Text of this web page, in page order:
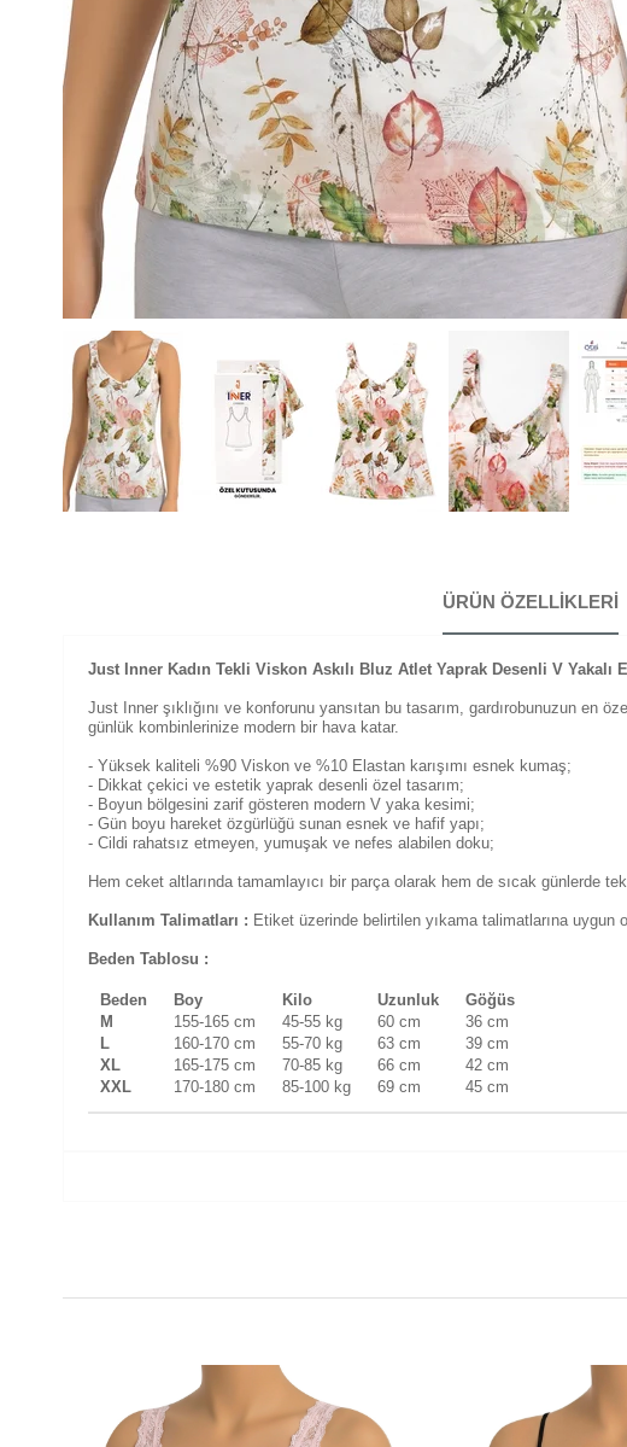
ÜRÜN ÖZELLIKLERI
Just Inner Kadın Tekli Viskon Askılı Bluz Atlet Yaprak Desenli V Yakalı
Just Inner şıklığını ve konforunu yansıtan bu tasarım, gardırobunuzun en
günlük kombinlerinize modern bir hava katar.
- Yüksek kaliteli %90 Viskon ve %10 Elastan karışımı esnek kumaş;
- Dikkat çekici ve estetik yaprak desenli özel tasarım;
- Boyun bölgesini zarif gösteren modern V yaka kesimi;
- Gün boyu hareket özgürlüğü sunan esnek ve hafif yapı;
- Cildi rahatsız etmeyen, yumuşak ve nefes alabilen doku;
Hem ceket altlarında tamamlayıcı bir parça olarak hem de sıcak günlerde
Kullanım Talimatları : Etiket üzerinde belirtilen yıkama talimatlarına uygun
Beden Tablosu :
Beden Boy Kilo Uzunluk
Göğüs
M
155-165 cm 45-55 kg 60 cm
36 cm
L
160-170 cm 55-70 kg 63 cm
39 cm
XL
165-175 cm 70-85 kg 66 cm
42 cm
XXL
170-180 cm 85-100 kg 69 cm 45 cm